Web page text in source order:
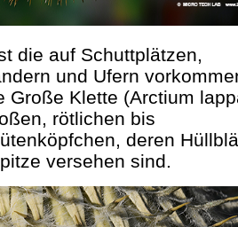
die auf Schuttplätzen,
und Ufern
Große Klette (Arctium
rötlichen bis
deren
versehen sind.